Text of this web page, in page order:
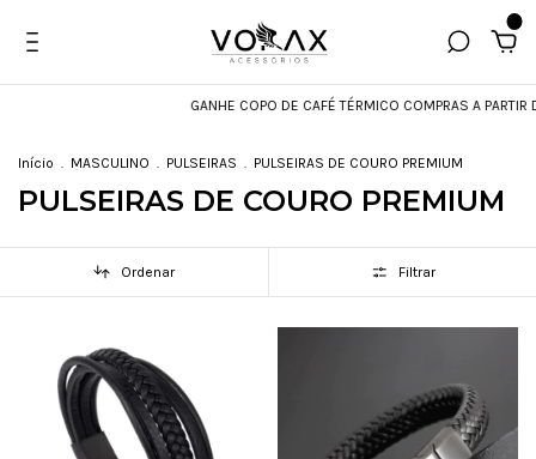
GANHE COPO DE CAFÉ TÉRMICO COMPRAS A PARTIR DE
Início . MASCULINO . PULSEIRAS . PULSEIRAS DE COURO PREMIUM
PULSEIRAS DE COURO PREMIUM
Ordenar Filtrar